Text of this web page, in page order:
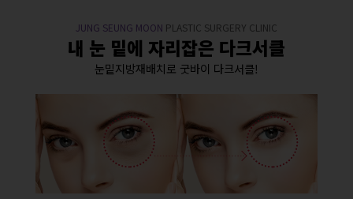
JUNG SEUNG MOON PLASTIC SURGERY CLINIC
내 눈 밑에 자리잡은 다크서클
눈밑지방재배치로 굿바이 다크서클!